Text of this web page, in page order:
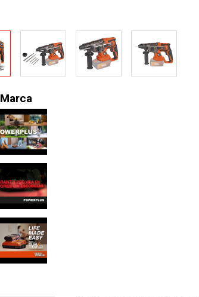
Marca